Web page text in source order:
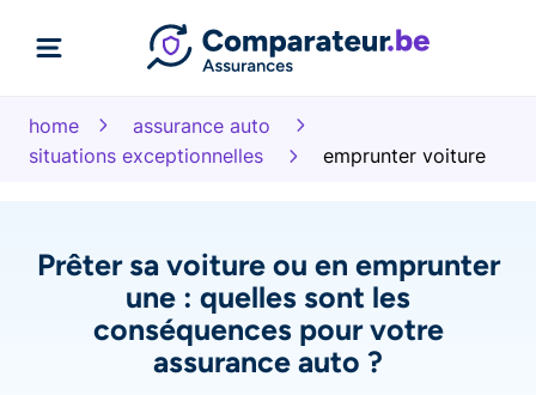
home
assurance auto
situations exceptionnelles
emprunter voiture
​Prêter sa voiture ou en emprunter
une : quelles sont les
conséquences pour votre
assurance auto ?